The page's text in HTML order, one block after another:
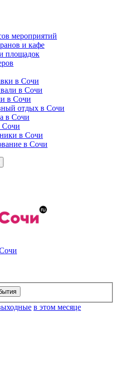
мероприятий
и кафе
площадок
в Сочи
в Сочи
в Сочи
отдых в Сочи
в Сочи
Сочи
в Сочи
в Сочи
в этом месяце